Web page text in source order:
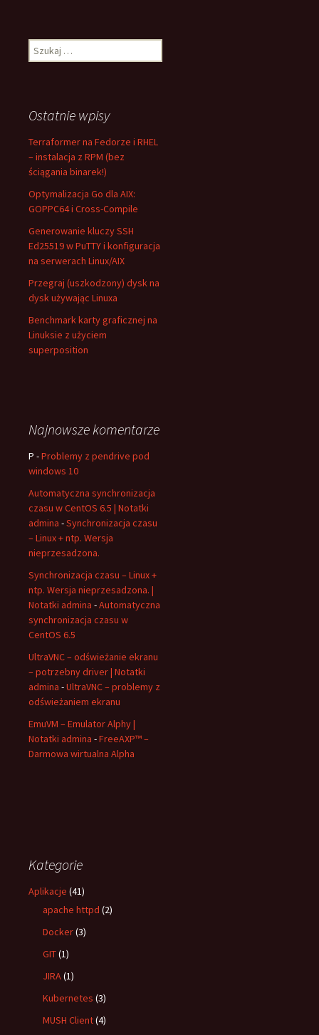
Szukaj:
Ostatnie wpisy
Terraformer na Fedorze i RHEL
– instalacja z RPM (bez
ściągania binarek!)
Optymalizacja Go dla AIX:
GOPPC64 i Cross-Compile
Generowanie kluczy SSH
Ed25519 w PuTTY i konfiguracja
na serwerach Linux/AIX
Przegraj (uszkodzony) dysk na
dysk używając Linuxa
Benchmark karty graficznej na
Linuksie z użyciem
superposition
Najnowsze komentarze
P -Problemy z pendrive pod
windows 10
Automatyczna synchronizacja
czasu w CentOS 6.5 | Notatki
admina -Synchronizacja czasu
– Linux + ntp. Wersja
nieprzesadzona.
Synchronizacja czasu – Linux +
ntp. Wersja nieprzesadzona. |
Notatki admina -Automatyczna
synchronizacja czasu w
CentOS 6.5
UltraVNC – odświeżanie ekranu
– potrzebny driver | Notatki
admina -UltraVNC – problemy z
odświeżaniem ekranu
EmuVM – Emulator Alphy |
Notatki admina -FreeAXP™ –
Darmowa wirtualna Alpha
Kategorie
Aplikacje (41)
apache httpd (2)
Docker(3)
GIT(1)
JIRA(1)
Kubernetes (3)
MUSH Client(4)